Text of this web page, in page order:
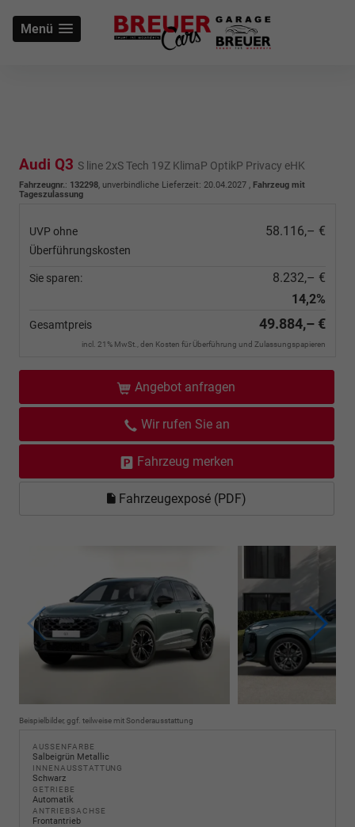
Menü
Audi Q3 S line 2xS Tech 19Z KlimaP OptikP Privacy eHK
Fahrzeugnr.: 132298, unverbindliche Lieferzeit: 20.04.2027 , Fahrzeug mit
Tageszulassung
UVP ohne
Überführungskosten
58.116,– €
Sie sparen:
8.232,– €
14,2%
Gesamtpreis 49.884,– €
incl. 21% MwSt., den Kosten für Überführung und Zulassungspapieren
Angebot anfragen
Wir rufen Sie an
Fahrzeug merken
Fahrzeugexposé (PDF)
Beispielbilder, ggf. teilweise mit Sonderausstattung
AUSSENFARBE
Salbeigrün Metallic
INNENAUSSTATTUNG
Schwarz
GETRIEBE
Automatik
ANTRIEBSACHSE
Frontantrieb